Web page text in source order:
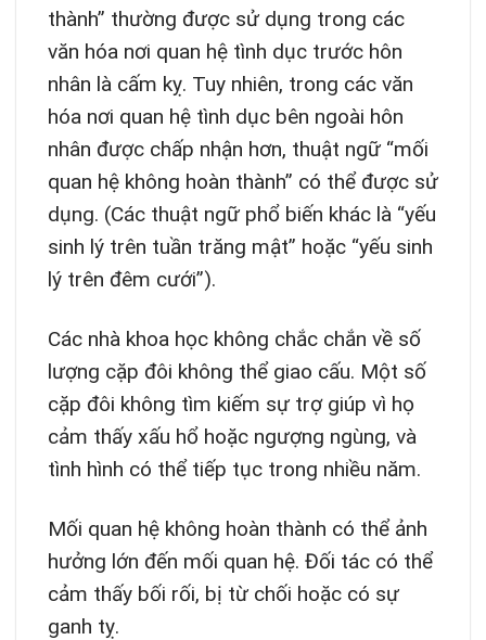
thành” thường được sử dụng trong các
văn hóa nơi quan hệ tình dục trước hôn
nhân là cấm kỵ. Tuy nhiên, trong các văn
hóa nơi quan hệ tình dục bên ngoài hôn
nhân được chấp nhận hơn, thuật ngữ “mối
quan hệ không hoàn thành” có thể được sử
dụng. (Các thuật ngữ phổ biến khác là “yếu
sinh lý trên tuần trăng mật” hoặc “yếu sinh
lý trên đêm cưới”).
Các nhà khoa học không chắc chắn về số
lượng cặp đôi không thể giao cấu. Một số
cặp đôi không tìm kiếm sự trợ giúp vì họ
cảm thấy xấu hổ hoặc ngượng ngùng, và
tình hình có thể tiếp tục trong nhiều năm.
Mối quan hệ không hoàn thành có thể ảnh
hưởng lớn đến mối quan hệ. Đối tác có thể
cảm thấy bối rối, bị từ chối hoặc có sự
ganh tỵ.